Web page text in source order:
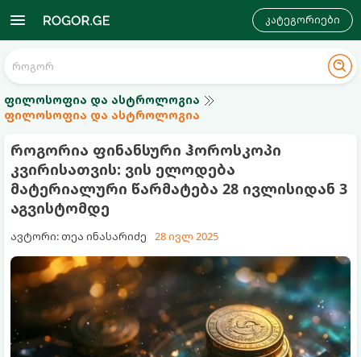
კატეგორიები
ფილოსოფია და ასტროლოგია
ფილოსოფია და ასტროლოგია
როგორია ფინანსური ჰოროსკოპი
კვირისათვის: ვის ელოდება
მატერიალური წარმატება 28 ივლისიდან 3
აგვისტომდე
ავტორი: თეა ინასარიძე 28 ივლ 2025